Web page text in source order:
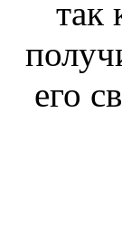
так
его